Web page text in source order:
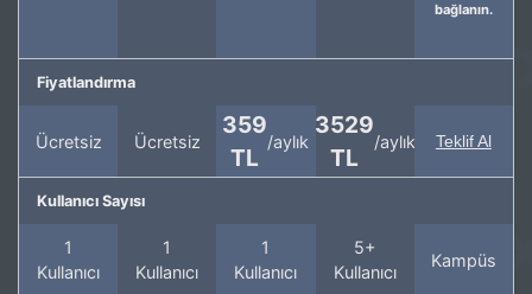
bağlanın.
Fiyatlandırma
Ücretsiz Ücretsiz
359
TL
/aylık
3529
TL
/aylık Teklif Al
Kullanıcı Sayısı
1
Kullanıcı
1
Kullanıcı
1
Kullanıcı
5+
Kullanıcı
Kampüs